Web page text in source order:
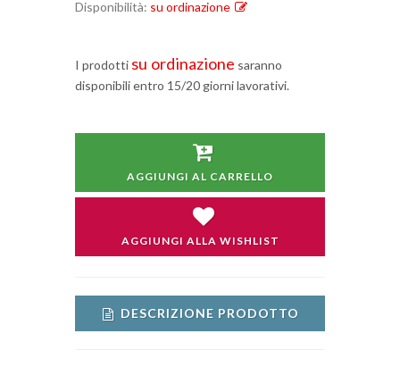
Disponibilità: su ordinazione
I prodotti su ordinazione saranno
disponibili entro 15/20 giorni lavorativi.
AGGIUNGI AL CARRELLO
AGGIUNGI ALLA WISHLIST
DESCRIZIONE PRODOTTO